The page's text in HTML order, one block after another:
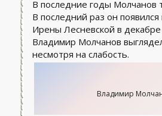
В последние годы Молчанов
В последний раз он
Ирены Лесневской в
Владимир Молчанов
несмотря на слабость.
Владимир